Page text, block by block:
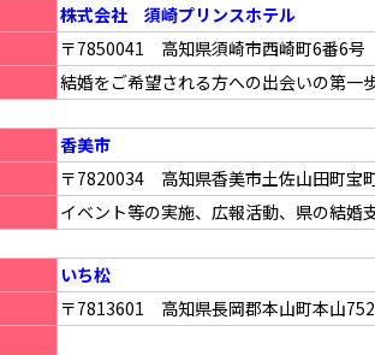
株式会社 須崎プリンスホテル
〒7850041 高知県須崎市西崎町6番6号
結婚をご希望される方への出会いの第一
香美市
〒7820034 高知県香美市土佐山田町宝
イベント等の実施、広報活動、県の結婚
いち松
〒7813601 高知県長岡郡本山町本山